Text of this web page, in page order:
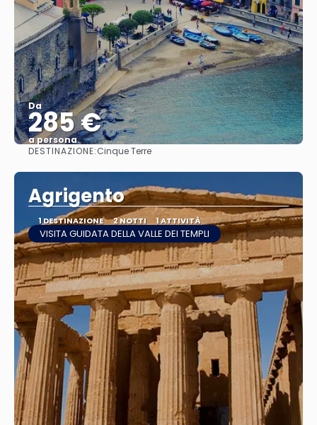
Da
285 €
a persona
Vedere
DESTINAZIONE:Cinque Terre
Agrigento
1 DESTINAZIONE 2 NOTTI 1 ATTIVITÀ
VISITA GUIDATA DELLA VALLE DEI TEMPLI